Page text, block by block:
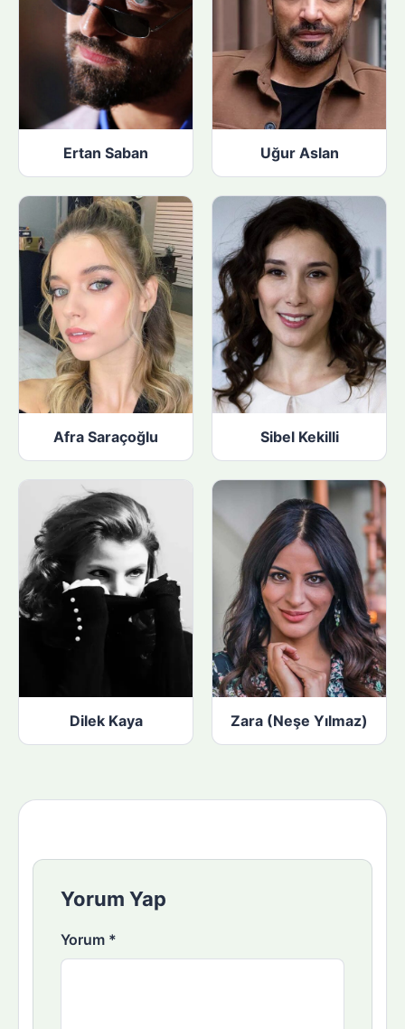
Ertan Saban Uğur Aslan
Afra Saraçoğlu Sibel Kekilli
Dilek Kaya Zara (Neşe Yılmaz)
Yorum Yap
Yorum *